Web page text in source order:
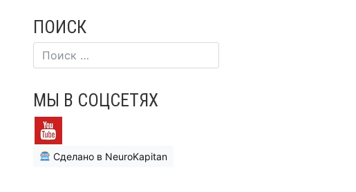
ПОИСК
МЫ В СОЦСЕТЯХ
Сделано в NeuroKapitan